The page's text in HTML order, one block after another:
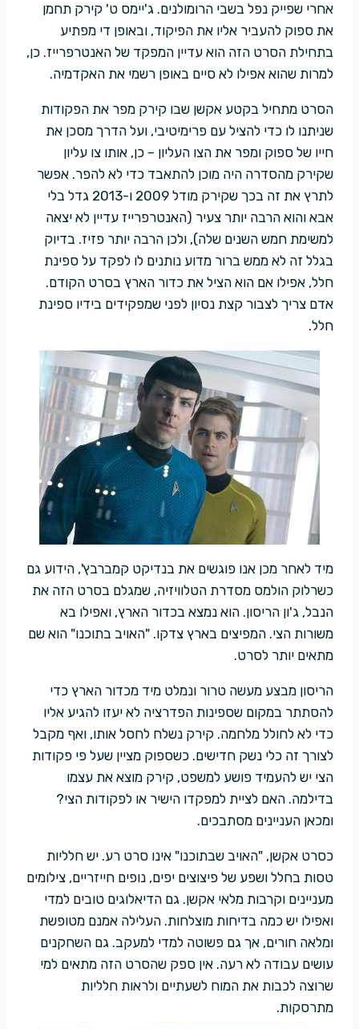
אחרי שפייק נפל בשבי הרומולנים. ג'יימס ט' קירק תחמן
את ספוק להעביר אליו את הפיקוד, ובאופן די מפתיע
בתחילת הסרט הזה הוא עדיין המפקד של האנטרפרייז. כן,
למרות שהוא אפילו לא סיים באופן רשמי את האקדמיה.
הסרט מתחיל בקטע אקשן שבו קירק מפר את הפקודות
שניתנו לו כדי להציל עם פרימיטיבי, ועל הדרך מסכן את
חייו של ספוק ומפר את הצו העליון – כן, אותו צו עליון
שקירק מהסדרה היה מוכן להתאבד כדי לא להפר. אפשר
לתרץ את זה בכך שקירק מודל 2009 ו-2013 גדל בלי
אבא והוא הרבה יותר צעיר (האנטרפרייז עדיין לא יצאה
למשימת חמש השנים שלה), ולכן הרבה יותר פזיז. בדיוק
בגלל זה לא ממש ברור מדוע נותנים לו לפקד על ספינת
חלל, אפילו אם הוא הציל את כדור הארץ בסרט הקודם.
אדם צריך לצבור קצת נסיון לפני שמפקידים בידיו ספינת
חלל.
מיד לאחר מכן אנו פוגשים את בנדיקט קמברבץ', הידוע גם
כשרלוק הולמס מסדרת הטלוויזיה, שמגלם בסרט הזה את
הנבל, ג'ון הריסון. הוא נמצא בכדור הארץ, ואפילו בא
משורות הצי. המפיצים בארץ צדקו. "האויב בתוכנו" הוא שם
מתאים יותר לסרט.
הריסון מבצע מעשה טרור ונמלט מיד מכדור הארץ כדי
להסתתר במקום שספינות הפדרציה לא יעזו להגיע אליו
כדי לא לחולל מלחמה. קירק נשלח לחסל אותו, ואף מקבל
לצורך זה כלי נשק חדישים. כשספוק מציין שעל פי פקודות
הצי יש להעמיד פושע למשפט, קירק מוצא את עצמו
בדילמה. האם לציית למפקדו הישיר או לפקודות הצי?
ומכאן העניינים מסתבכים.
כסרט אקשן, "האויב שבתוכנו" אינו סרט רע. יש חלליות
טסות בחלל ושפע של פיצוצים יפים, נופים חייזריים, צילומים
מעניינים וקרבות מלאי אקשן. גם הדיאלוגים טובים למדי
ואפילו יש כמה בדיחות מוצלחות. העלילה אמנם מטופשת
ומלאה חורים, אך גם פשוטה למדי למעקב. גם השחקנים
עושים עבודה לא רעה. אין ספק שהסרט הזה מתאים למי
שרוצה לכבות את המוח לשעתיים ולראות חלליות
מתרסקות.